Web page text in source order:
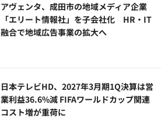
アヴェンタ、成田市の地域メディア企業
「エリート情報社」を子会社化 HR・IT
融合で地域広告事業の拡大へ
日本テレビHD、2027年3月期1Q決算は営
業利益36.6%減 FIFAワールドカップ関連
コスト増が重荷に